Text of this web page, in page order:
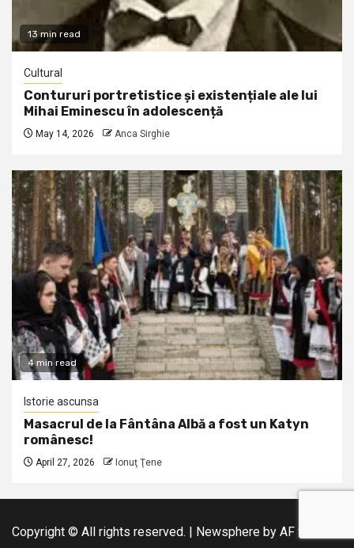
13 min read
Cultural
Contururi portretistice și existențiale ale lui
Mihai Eminescu în adolescență
May 14, 2026 Anca Sirghie
4 min read
Istorie ascunsa
Masacrul de la Fântâna Albă a fost un Katyn
românesc!
April 27, 2026 Ionuţ Ţene
Copyright © All rights reserved. Newsphere by AF themes.